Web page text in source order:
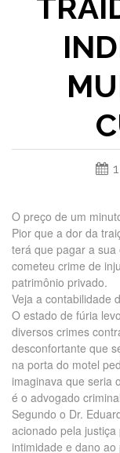
O preço de um
Pior que a dor da
terá que pagar a
cometeu crime de
patrimônio privado.
Veja a contabilidade
O estado de fúria
diversos crimes
desconfortante que
na porta do motel
imaginava que seria
é o advogado
Segundo o Dr.
acionado pela
intimidade e dano